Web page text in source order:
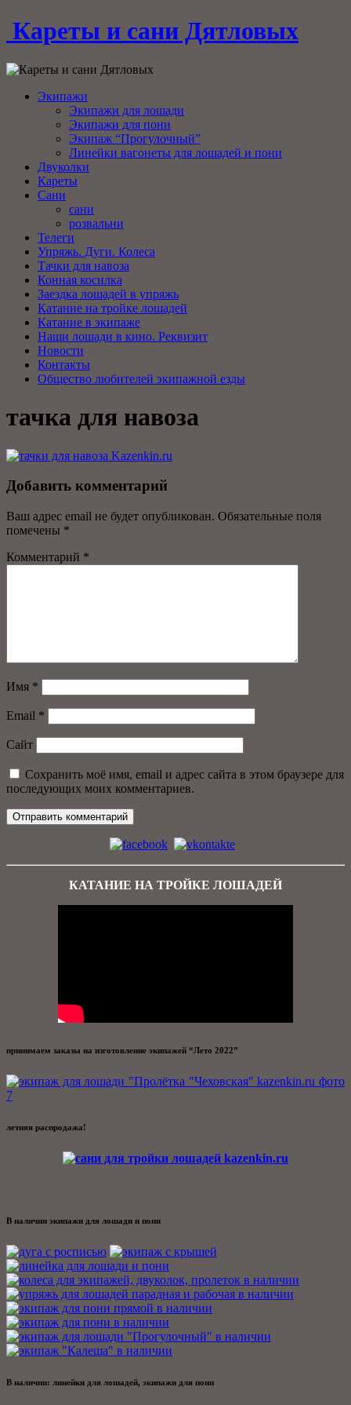
Кареты и сани Дятловых
Экипажи
Экипажи для лошади
Экипажи для пони
Экипаж “Прогулочный”
Линейки вагонеты для лошадей и пони
Двуколки
Кареты
Сани
сани
розвальни
Телеги
Упряжь. Дуги. Колеса
Тачки для навоза
Конная косилка
Заездка лошадей в упряжь
Катание на тройке лошадей
Катание в экипаже
Наши лошади в кино. Реквизит
Новости
Контакты
Общество любителей экипажной езды
тачка для навоза
Добавить комментарий
Ваш адрес email не будет опубликован. Обязательные поля
помечены *
Комментарий *
Имя *
Email *
Сайт
Сохранить моё имя, email и адрес сайта в этом браузере для
последующих моих комментариев.
КАТАНИЕ НА ТРОЙКЕ ЛОШАДЕЙ
принимаем заказы на изготовление экипажей “Лето 2022”
летняя распродажа!
В наличии экипажи для лошади и пони
В наличии: линейки для лошадей, экипажи для пони